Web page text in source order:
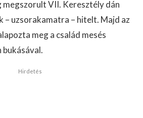
megszorult VII. Keresztély dán
uzsorakamatra – hitelt. Majd az
meg a család mesés
Hirdetés